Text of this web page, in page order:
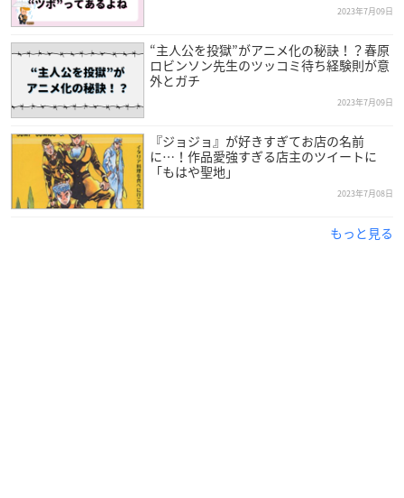
2023年7月09日
“主人公を投獄”がアニメ化の秘訣！？春原
ロビンソン先生のツッコミ待ち経験則が意
外とガチ
2023年7月09日
『ジョジョ』が好きすぎてお店の名前
に…！作品愛強すぎる店主のツイートに
「もはや聖地」
2023年7月08日
もっと見る